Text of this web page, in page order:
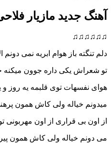
مازیار فلاحی بنام
باز هوام ابریه نمی دونم الان دلت
یکی داره جوون میکنه حواست
توی قلبمه یه روز و یه شب
ولی کاش همون پرهنی که
قراری از اون مهربونی تو هم
خیاله ولی کاش همون پیرهنی که